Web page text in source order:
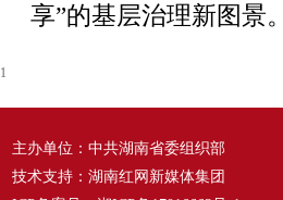
享”的基层治理新图景。
1
主办单位：中共湖南省委组织部
技术支持：湖南红网新媒体集团